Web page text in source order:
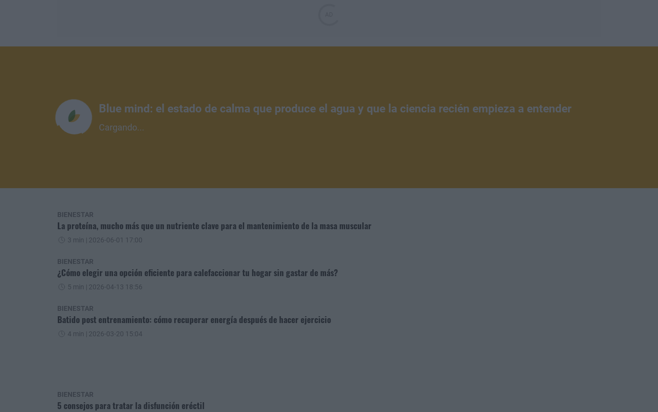
Blue mind: el estado de calma que produce el agua y que la ciencia recién empieza a entender
Cargando...
BIENESTAR
La proteína, mucho más que un nutriente clave para el mantenimiento de la masa muscular
3 min | 2026-06-01 17:00
BIENESTAR
¿Cómo elegir una opción eficiente para calefaccionar tu hogar sin gastar de más?
5 min | 2026-04-13 18:56
BIENESTAR
Batido post entrenamiento: cómo recuperar energía después de hacer ejercicio
4 min | 2026-03-20 15:04
BIENESTAR
5 consejos para tratar la disfunción eréctil